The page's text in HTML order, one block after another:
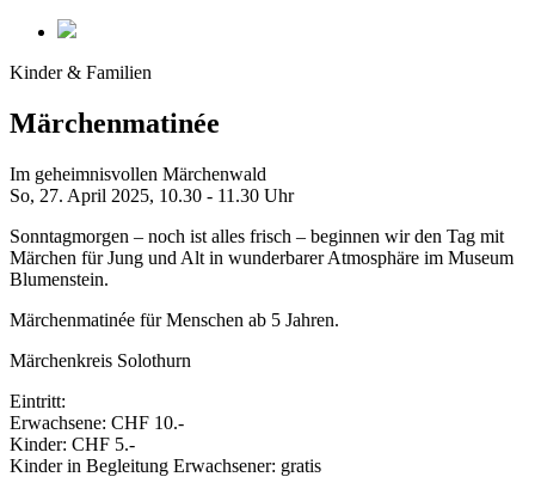
Kinder & Familien
Märchenmatinée
Im geheimnisvollen Märchenwald
So, 27. April 2025, 10.30 - 11.30 Uhr
Sonntagmorgen – noch ist alles frisch – beginnen wir den Tag mit
Märchen für Jung und Alt in wunderbarer Atmosphäre im Museum
Blumenstein.
Märchenmatinée für Menschen ab 5 Jahren.
Märchenkreis Solothurn
Eintritt:
Erwachsene: CHF 10.-
Kinder: CHF 5.-
Kinder in Begleitung Erwachsener: gratis